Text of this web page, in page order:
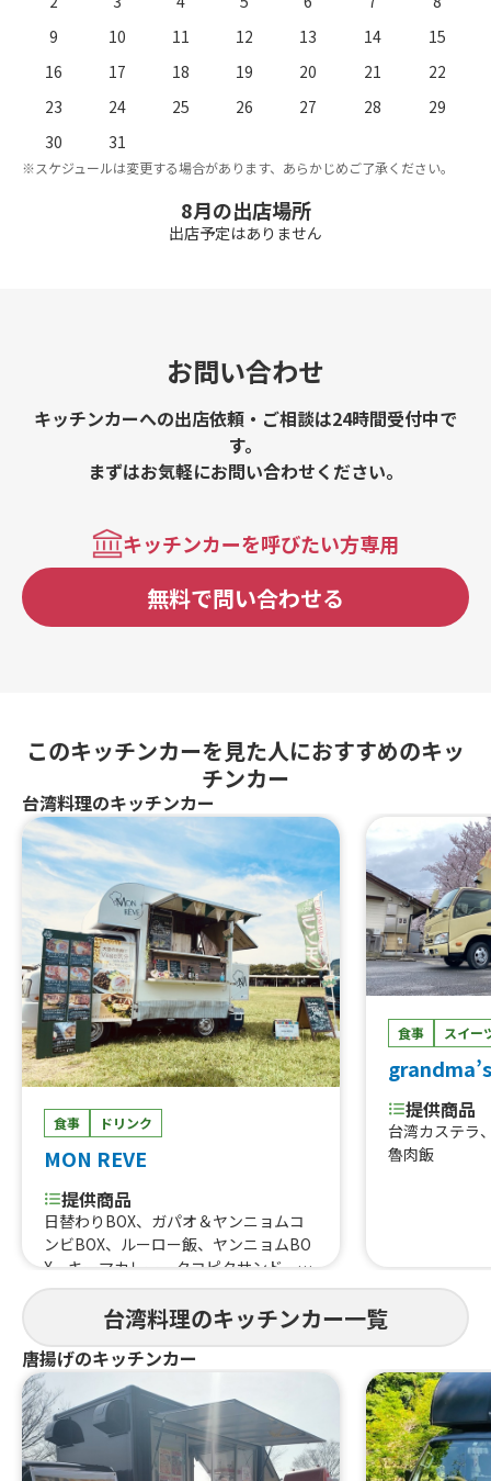
9
10 11 12 13 14
15
16
17 18 19 20 21
22
23
24 25 26 27 28
29
30
31
※スケジュールは変更する場合があります、あらかじめご了承ください。
8月の出店場所
出店予定はありません
お問い合わせ
キッチンカーへの出店依頼・ご相談は24時間受付中で
す。
まずはお気軽にお問い合わせください。
キッチンカーを呼びたい方専用
無料で問い合わせる
このキッチンカーを見た人におすすめのキッ
チンカー
台湾料理のキッチンカー
食事 ドリンク
MON REVE
提供商品
日替わりBOX、ガパオ＆ヤンニョムコ
ンビBOX、ルーロー飯、ヤンニョムBO
X、キーマカレー、タコピタサンド、チ
リコンカン、アイスグリーンティー、
自家製レモネード、焼きポテトのチリ
コンカンのせ、焼きポテト、ひよこ豆
のファラフェルサンド、ソイヤンニョ
ムサンド、ソイタコライス、ソイガパ
オライス
食事 スイー
提供商品
台湾カステラ
魯肉飯
台湾料理のキッチンカー一覧
唐揚げのキッチンカー